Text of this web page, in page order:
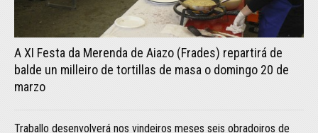
A XI Festa da Merenda de Aiazo (Frades) repartirá de
balde un milleiro de tortillas de masa o domingo 20 de
marzo
Traballo desenvolverá nos vindeiros meses seis obradoiros de